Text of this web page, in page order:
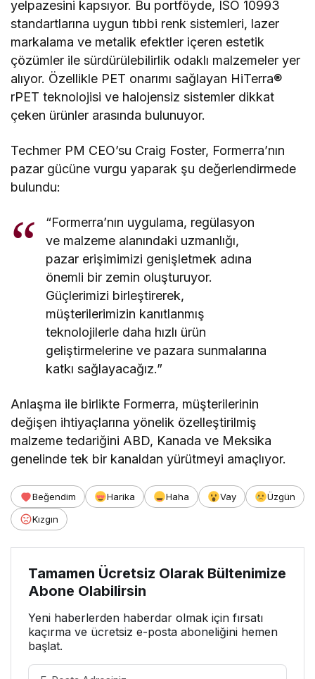
yelpazesini kapsıyor. Bu portföyde, ISO 10993
standartlarına uygun tıbbi renk sistemleri, lazer
markalama ve metalik efektler içeren estetik
çözümler ile sürdürülebilirlik odaklı malzemeler yer
alıyor. Özellikle PET onarımı sağlayan HiTerra®
rPET teknolojisi ve halojensiz sistemler dikkat
çeken ürünler arasında bulunuyor.
Techmer PM CEO’su Craig Foster, Formerra’nın
pazar gücüne vurgu yaparak şu değerlendirmede
bulundu:
“Formerra’nın uygulama, regülasyon
ve malzeme alanındaki uzmanlığı,
pazar erişimimizi genişletmek adına
önemli bir zemin oluşturuyor.
Güçlerimizi birleştirerek,
müşterilerimizin kanıtlanmış
teknolojilerle daha hızlı ürün
geliştirmelerine ve pazara sunmalarına
katkı sağlayacağız.”
Anlaşma ile birlikte Formerra, müşterilerinin
değişen ihtiyaçlarına yönelik özelleştirilmiş
malzeme tedariğini ABD, Kanada ve Meksika
genelinde tek bir kanaldan yürütmeyi amaçlıyor.
Beğendim Harika Haha Vay
Üzgün
Kızgın
Tamamen Ücretsiz Olarak Bültenimize
Abone Olabilirsin
Yeni haberlerden haberdar olmak için fırsatı
kaçırma ve ücretsiz e-posta aboneliğini hemen
başlat.